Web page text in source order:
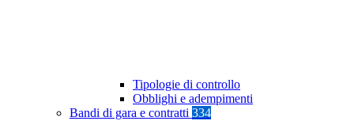
Tipologie di controllo
Obblighi e adempimenti
Bandi di gara e contratti 334